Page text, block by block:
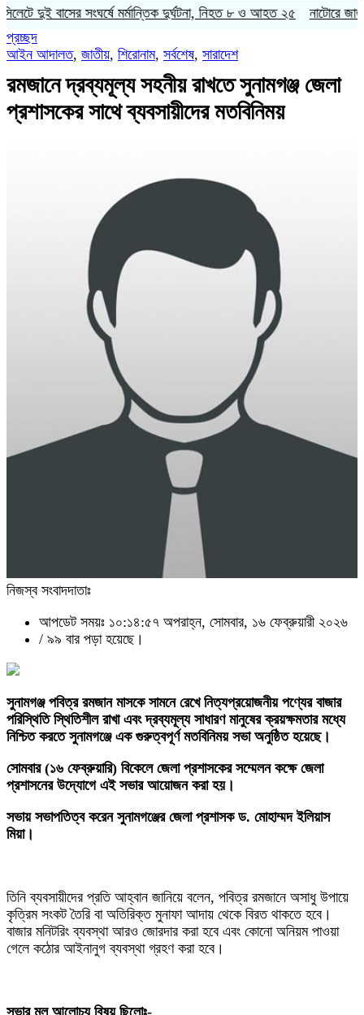
দুই বাসের সংঘর্ষে মর্মান্তিক দুর্ঘটনা, নিহত ৮ ও আহত ২৫ নাটোরে জাতীয়
প্রচ্ছদ
আইন আদালত, জাতীয়, শিরোনাম, সর্বশেষ, সারাদেশ
‎রমজানে দ্রব্যমূল্য সহনীয় রাখতে সুনামগঞ্জ জেলা
প্রশাসকের সাথে ব্যবসায়ীদের মতবিনিময়
নিজস্ব সংবাদদাতাঃ
আপডেট সময়ঃ ১০:১৪:৫৭ অপরাহ্ন, সোমবার, ১৬ ফেব্রুয়ারী ২০২৬
/ ৯৯ বার পড়া হয়েছে।
সুনামগঞ্জ পবিত্র রমজান মাসকে সামনে রেখে নিত্যপ্রয়োজনীয় পণ্যের বাজার
পরিস্থিতি স্থিতিশীল রাখা এবং দ্রব্যমূল্য সাধারণ মানুষের ক্রয়ক্ষমতার মধ্যে
নিশ্চিত করতে সুনামগঞ্জে এক গুরুত্বপূর্ণ মতবিনিময় সভা অনুষ্ঠিত হয়েছে।
সোমবার (১৬ ফেব্রুয়ারি) বিকেলে জেলা প্রশাসকের সম্মেলন কক্ষে জেলা
প্রশাসনের উদ্যোগে এই সভার আয়োজন করা হয়।
‎সভায় সভাপতিত্ব করেন সুনামগঞ্জের জেলা প্রশাসক ড. মোহাম্মদ ইলিয়াস
মিয়া।
তিনি ব্যবসায়ীদের প্রতি আহ্বান জানিয়ে বলেন, পবিত্র রমজানে অসাধু উপায়ে
কৃত্রিম সংকট তৈরি বা অতিরিক্ত মুনাফা আদায় থেকে বিরত থাকতে হবে।
বাজার মনিটরিং ব্যবস্থা আরও জোরদার করা হবে এবং কোনো অনিয়ম পাওয়া
গেলে কঠোর আইনানুগ ব্যবস্থা গ্রহণ করা হবে।
‎সভার মূল আলোচ্য বিষয় ছিলোঃ-